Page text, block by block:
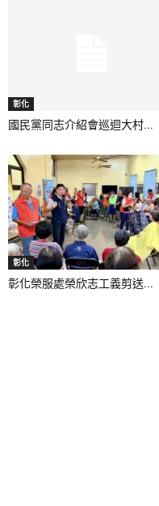
彰化
國民黨同志介紹會巡迴大村...
彰化
彰化榮服處榮欣志工義剪送...